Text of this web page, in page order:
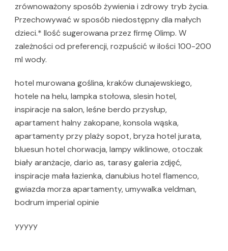
zrównoważony sposób żywienia i zdrowy tryb życia.
Przechowywać w sposób niedostępny dla małych
dzieci.* Ilość sugerowana przez firmę Olimp. W
zależności od preferencji, rozpuścić w ilości 100-200
ml wody.
hotel murowana goślina, kraków dunajewskiego,
hotele na helu, lampka stołowa, slesin hotel,
inspiracje na salon, leśne berdo przysłup,
apartament halny zakopane, konsola wąska,
apartamenty przy plaży sopot, bryza hotel jurata,
bluesun hotel chorwacja, lampy wiklinowe, otoczak
biały aranżacje, dario as, tarasy galeria zdjęć,
inspiracje mała łazienka, danubius hotel flamenco,
gwiazda morza apartamenty, umywalka veldman,
bodrum imperial opinie
yyyyy